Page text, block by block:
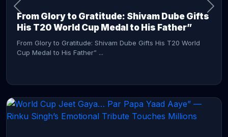
From Glory to Gratitude: Shivam Dube Gifts
His T20 World Cup Medal to His Father”
From Glory to Gratitude: Shivam Dube Gifts His T20 World
Cup Medal to His Father” ...